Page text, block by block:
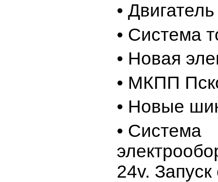
•
• Система
• Новая
• МКПП
• Новые
• Система
24v.